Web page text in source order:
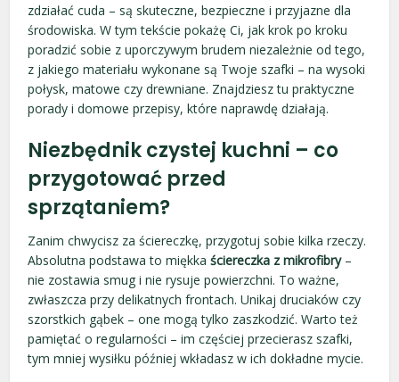
zdziałać cuda – są skuteczne, bezpieczne i przyjazne dla
środowiska. W tym tekście pokażę Ci, jak krok po kroku
poradzić sobie z uporczywym brudem niezależnie od tego,
z jakiego materiału wykonane są Twoje szafki – na wysoki
połysk, matowe czy drewniane. Znajdziesz tu praktyczne
porady i domowe przepisy, które naprawdę działają.
Niezbędnik czystej kuchni – co
przygotować przed
sprzątaniem?
Zanim chwycisz za ściereczkę, przygotuj sobie kilka rzeczy.
Absolutna podstawa to miękkaściereczka z mikrofibry–
nie zostawia smug i nie rysuje powierzchni. To ważne,
zwłaszcza przy delikatnych frontach. Unikaj druciaków czy
szorstkich gąbek – one mogą tylko zaszkodzić. Warto też
pamiętać o regularności – im częściej przecierasz szafki,
tym mniej wysiłku później wkładasz w ich dokładne mycie.